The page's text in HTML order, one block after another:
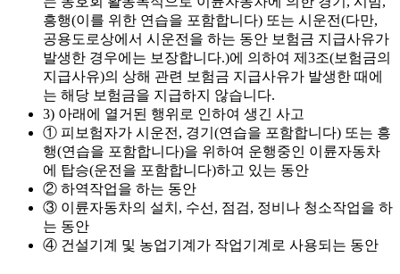
흥행(이를 위한 연습을 포함합니다) 또는 시운전(다만,
공용도로상에서 시운전을 하는 동안 보험금 지급사유가
발생한 경우에는 보장합니다.)에 의하여 제3조(보험금의
지급사유)의 상해 관련 보험금 지급사유가 발생한 때에
는 해당 보험금을 지급하지 않습니다.
3) 아래에 열거된 행위로 인하여 생긴 사고
① 피보험자가 시운전, 경기(연습을 포함합니다) 또는 흥
행(연습을 포함합니다)을 위하여 운행중인 이륜자동차
에 탑승(운전을 포함합니다)하고 있는 동안
② 하역작업을 하는 동안
③ 이륜자동차의 설치, 수선, 점검, 정비나 청소작업을 하
는 동안
④ 건설기계 및 농업기계가 작업기계로 사용되는 동안